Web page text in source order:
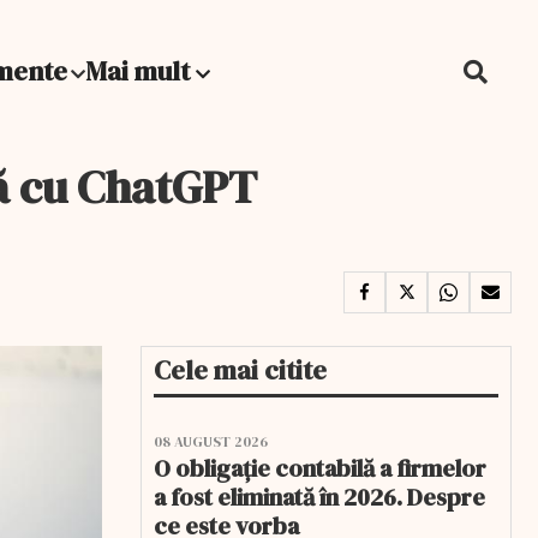
Mai mult
ChatGPT
Cele mai citite
08 AUGUST 2026
O obligație contabilă a firmelor
a fost eliminată în 2026. Despre
ce este vorba